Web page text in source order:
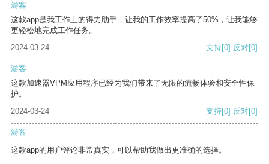
游客
这款app是我工作上的得力助手，让我的工作效率提高了50%，让我能够
更轻松地完成工作任务。
2024-03-24
支持[0] 反对[0]
游客
这款加速器VPM应用程序已经为我们带来了无限的流畅体验和安全性保
护。
2024-03-24
支持[0] 反对[0]
游客
这款app的用户评论非常真实，可以帮助我做出更准确的选择。